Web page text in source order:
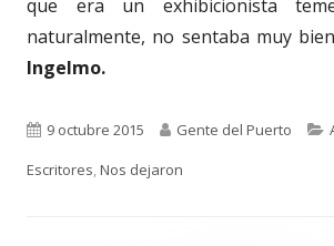
que era un exhibicionista
naturalmente, no sentaba muy
Ingelmo.
Publicado
el
9 octubre 2015 Autor
Gente del Puerto
Escritores Nos dejaron